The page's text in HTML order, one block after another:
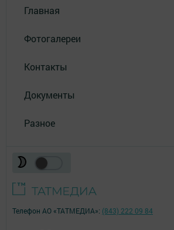
Главная
Фотогалереи
Контакты
Документы
Разное
Телефон АО «ТАТМЕДИА»: (843) 222 09 84